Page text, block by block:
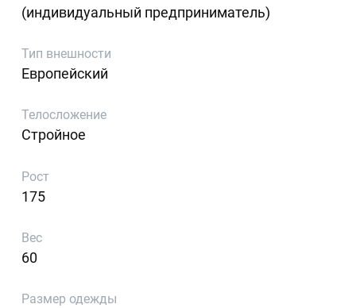
(индивидуальный предприниматель)
Тип внешности
Европейский
Телосложение
Стройное
Рост
175
Вес
60
Размер одежды